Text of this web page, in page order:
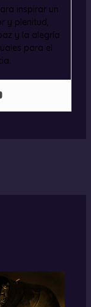
inspirar un
y plenitud,
y la alegría
para el